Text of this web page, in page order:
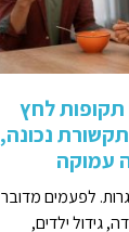
לחץ
תקשורת נכונה,
עמוקה
לפעמים מדובר
גידול ילדים,